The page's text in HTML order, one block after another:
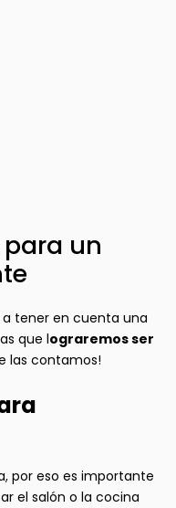
un
tener en cuenta una
que lograremos ser
las contamos!
por eso es importante
el salón o la cocina